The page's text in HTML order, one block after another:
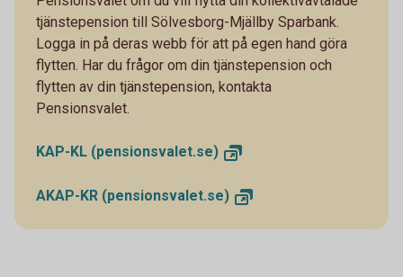
tjänstepension till Sölvesborg-Mjällby Sparbank.
Logga in på deras webb för att på egen hand göra
flytten. Har du frågor om din tjänstepension och
flytten av din tjänstepension, kontakta
Pensionsvalet.
KAP-KL (pensionsvalet.se)
AKAP-KR (pensionsvalet.se)